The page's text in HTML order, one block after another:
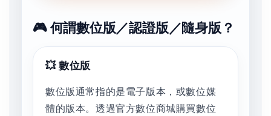
🎮 何謂數位版／認證版／隨身版？
💥 數位版
數位版通常指的是電子版本，或數位媒
體的版本。透過官方數位商城購買數位